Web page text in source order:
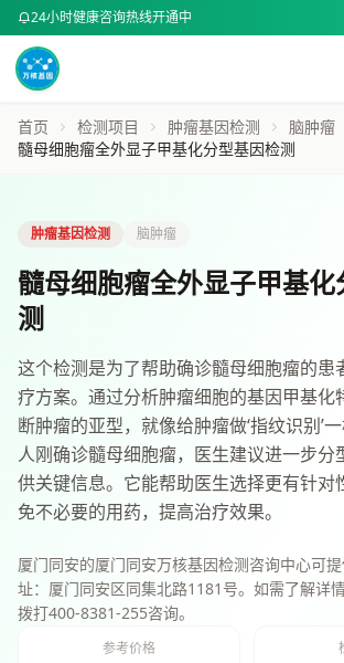
24小时健康咨询热线开通中
首页 检测项目 肿瘤基因检测
脑肿瘤
髓母细胞瘤全外显子甲基化分型基因检测
肿瘤基因检测 脑肿瘤
髓母细胞瘤全外显子甲基
测
这个检测是为了帮助确诊髓母细胞瘤的患
疗方案。通过分析肿瘤细胞的基因甲基化
断肿瘤的亚型，就像给肿瘤做‘指纹识别’
人刚确诊髓母细胞瘤，医生建议进一步分
供关键信息。它能帮助医生选择更有针对
免不必要的用药，提高治疗效果。
厦门同安的厦门同安万核基因检测咨询中心可
址：厦门同安区同集北路1181号。如需了解详
拨打400-8381-255咨询。
参考价格
样本采集指南
身高 (cm)
体重 (kg)
预约健康咨询
选择咨询方式
微信扫码咨询
复制微信号